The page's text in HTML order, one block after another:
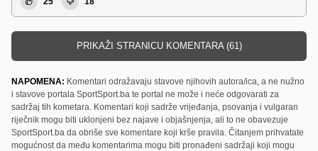
PRIKAŽI STRANICU KOMENTARA (61)
NAPOMENA: Komentari odražavaju stavove njihovih autora/ica, a ne nužno
i stavove portala SportSport.ba te portal ne može i neće odgovarati za
sadržaj tih kometara. Komentari koji sadrže vrijeđanja, psovanja i vulgaran
riječnik mogu biti uklonjeni bez najave i objašnjenja, ali to ne obavezuje
SportSport.ba da obriše sve komentare koji krše pravila. Čitanjem prihvatate
mogućnost da među komentarima mogu biti pronađeni sadržaji koji mogu